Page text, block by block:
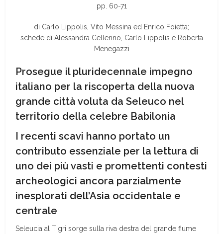
pp. 60-71
di Carlo Lippolis, Vito Messina ed Enrico Foietta;
schede di Alessandra Cellerino, Carlo Lippolis e Roberta
Menegazzi
Prosegue il pluridecennale impegno
italiano per la riscoperta della nuova
grande città voluta da Seleuco nel
territorio della celebre Babilonia
I recenti scavi hanno portato un
contributo essenziale per la lettura di
uno dei più vasti e promettenti contesti
archeologici ancora parzialmente
inesplorati dell’Asia occidentale e
centrale
Seleucia al Tigri sorge sulla riva destra del grande fiume